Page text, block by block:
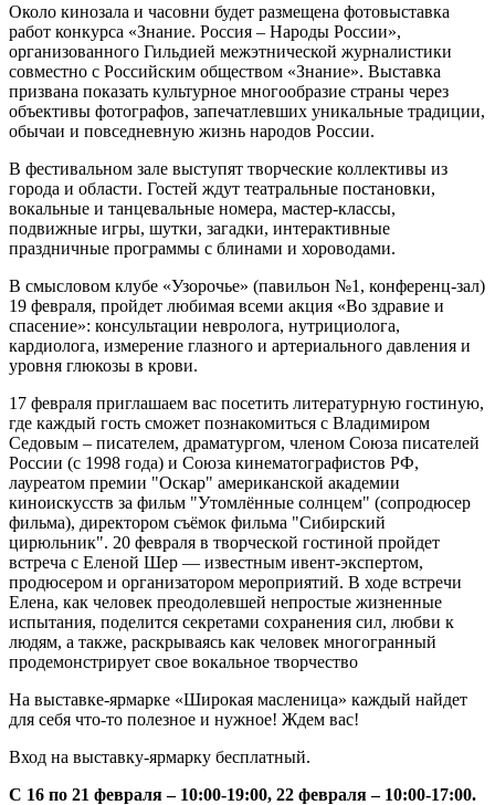
Около кинозала и часовни будет размещена фотовыставка
работ конкурса «Знание. Россия – Народы России»,
организованного Гильдией межэтнической журналистики
совместно с Российским обществом «Знание». Выставка
призвана показать культурное многообразие страны через
объективы фотографов, запечатлевших уникальные традиции,
обычаи и повседневную жизнь народов России.
В фестивальном зале выступят творческие коллективы из
города и области. Гостей ждут театральные постановки,
вокальные и танцевальные номера, мастер-классы,
подвижные игры, шутки, загадки, интерактивные
праздничные программы с блинами и хороводами.
В смысловом клубе «Узорочье» (павильон №1, конференц-зал)
19 февраля, пройдет любимая всеми акция «Во здравие и
спасение»: консультации невролога, нутрициолога,
кардиолога, измерение глазного и артериального давления и
уровня глюкозы в крови.
17 февраля приглашаем вас посетить литературную гостиную,
где каждый гость сможет познакомиться с Владимиром
Седовым – писателем, драматургом, членом Союза писателей
России (с 1998 года) и Союза кинематографистов РФ,
лауреатом премии "Оскар" американской академии
киноискусств за фильм "Утомлённые солнцем" (сопродюсер
фильма), директором съёмок фильма "Сибирский
цирюльник". 20 февраля в творческой гостиной пройдет
встреча с Еленой Шер — известным ивент-экспертом,
продюсером и организатором мероприятий. В ходе встречи
Елена, как человек преодолевшей непростые жизненные
испытания, поделится секретами сохранения сил, любви к
людям, а также, раскрываясь как человек многогранный
продемонстрирует свое вокальное творчество
На выставке-ярмарке «Широкая масленица» каждый найдет
для себя что-то полезное и нужное! Ждем вас!
Вход на выставку-ярмарку бесплатный.
С 16 по 21 февраля – 10:00-19:00, 22 февраля – 10:00-17:00.